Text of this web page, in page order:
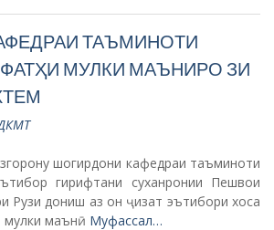
ТАЪМИНОТИ
МУЛКИ МАЪНИРО ЗИ
шогирдони кафедраи таъминоти
гирифтани суханронии Пешвои
Рузи дониш аз он ҷизат эътибори хоса
мулки маънӣ Муфассал…